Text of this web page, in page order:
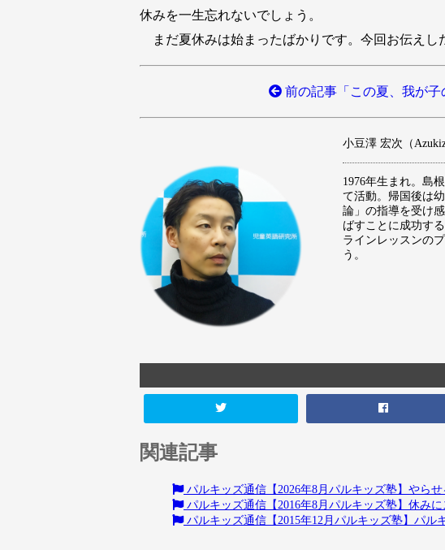
休みを一生忘れないでしょう。
まだ夏休みは始まったばかりです。今回お伝えし
前の記事「この夏、我が子
小豆澤 宏次（
1976年生まれ。島
て活動。帰国後は
論」の指導を受け
ばすことに成功す
ラインレッスンの
う。
関連記事
パルキッズ通信【2026年8月パルキッズ塾】やら
パルキッズ通信【2016年8月パルキッズ塾】休み
パルキッズ通信【2015年12月パルキッズ塾】パル